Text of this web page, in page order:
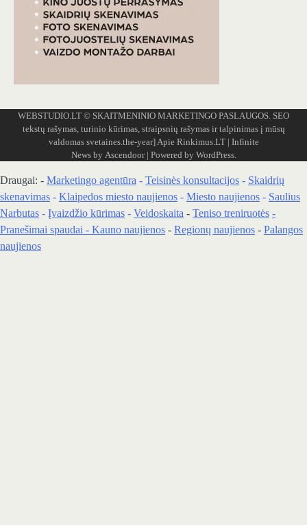
WEBSTUDIO.LT © SKAITMENINIO MARKETINGO PASLAUGOS. SEO
tekstų rašymas, turinio kūrimas, straipsnių rašymas ir talpinimas į mūsų
valdomas svetaines.the-year] Apie Rinkimus.LT| Infinite
News by Ascendoor| Powered by WordPress.
Draugai: - Marketingo agentūra - Teisinės konsultacijos - Skaidrių
skenavimas - Klaipedos miesto naujienos - Miesto naujienos - Saulius
Narbutas - Įvaizdžio kūrimas - Veidoskaita - Teniso treniruotės -
Pranešimai spaudai - Kauno naujienos - Regionų naujienos - Palangos
naujienos